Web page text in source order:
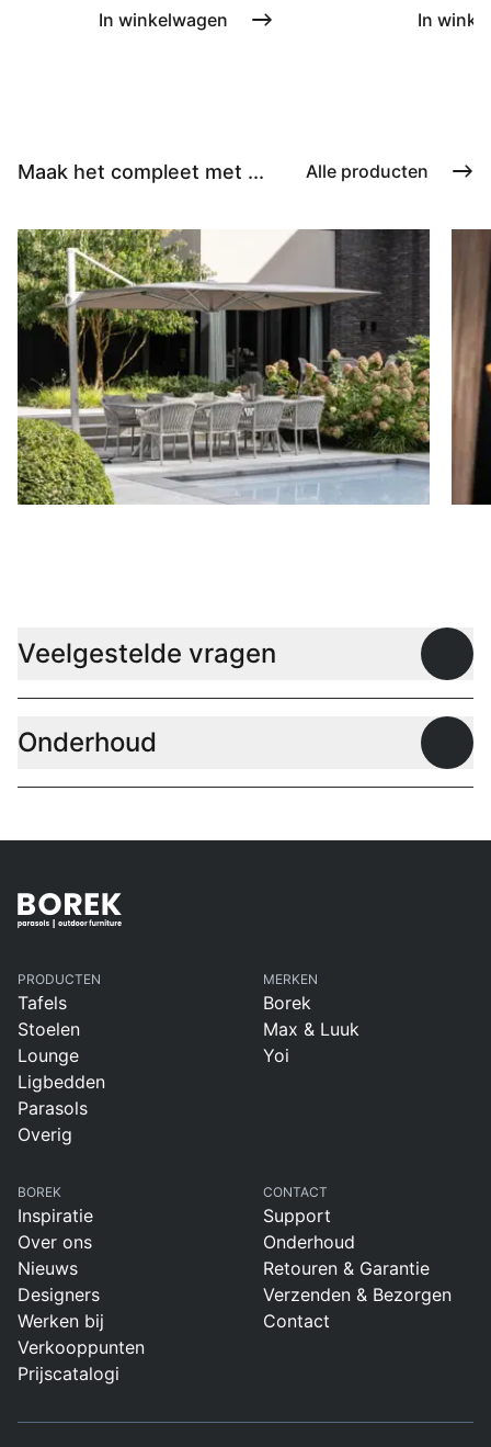
In winkelwagen In
Maak het compleet met ... Alle producten
Veelgestelde vragen
Onderhoud
PRODUCTEN
Tafels
Stoelen
Lounge
Ligbedden
Parasols
Overig
MERKEN
Borek
Max & Luuk
Yoi
BOREK
Inspiratie
Over ons
Nieuws
Designers
Werken bij
Verkooppunten
Prijscatalogi
CONTACT
Support
Onderhoud
Retouren & Garantie
Verzenden & Bezorgen
Contact